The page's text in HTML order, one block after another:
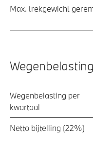
Max. trekgewicht
Wegenbelasting per
kwartaal
Netto bijtelling (22%)